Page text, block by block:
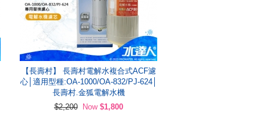
【長壽村】 長壽村電解水複合式ACF濾
心│適用型種:OA-1000/OA-832/PJ-624│
長壽村.金狐電解水機
$2,200
Now $1,800